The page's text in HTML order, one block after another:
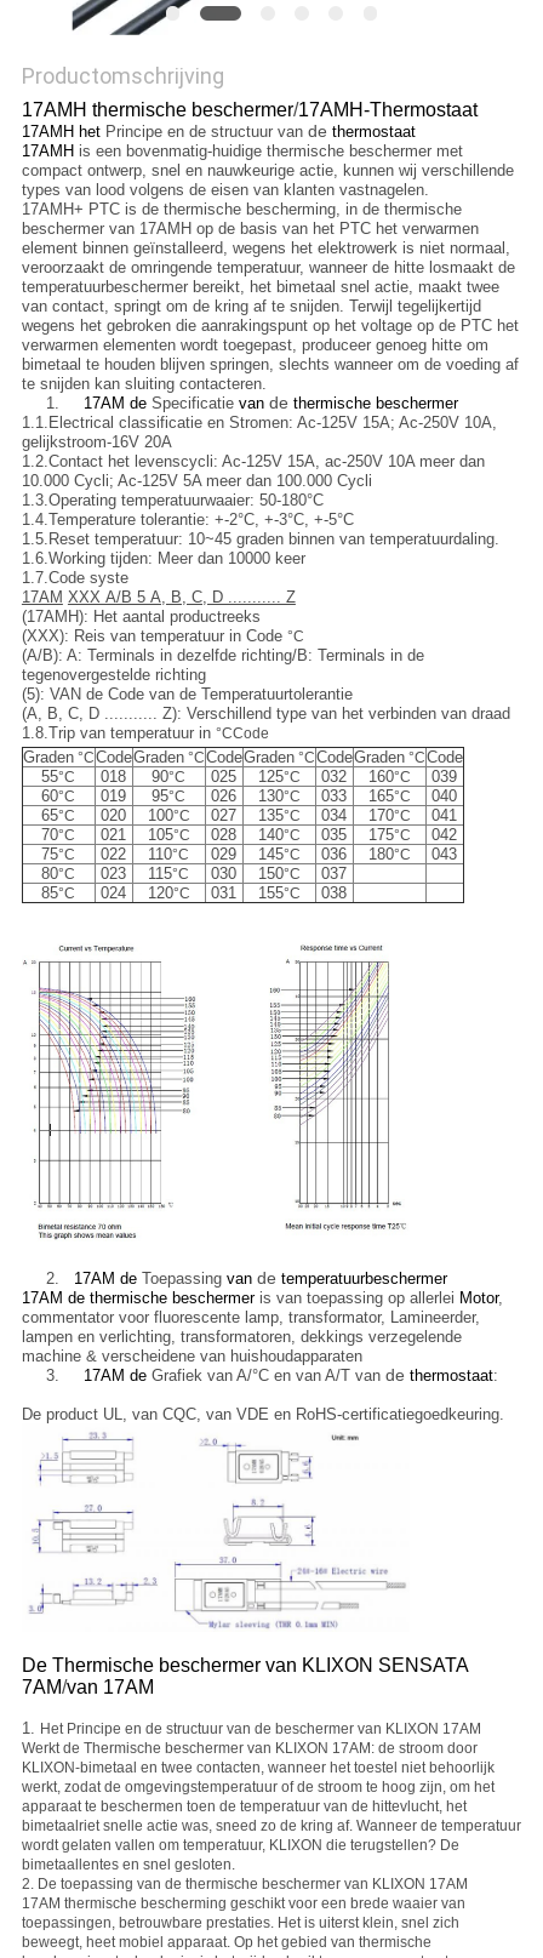
Productomschrijving
17AMH thermische beschermer/17AMH-Thermostaat
17AMH hetPrincipe en de structuur vande thermostaat
17AMH is een bovenmatig-huidige thermische beschermer met
compact ontwerp, snel en nauwkeurige actie, kunnen wij verschillende
types van lood volgens de eisen van klanten vastnagelen.
17AMH+ PTC is de thermische bescherming, in de thermische
beschermer van 17AMH op de basis van het PTC het verwarmen
element binnen geïnstalleerd, wegens het elektrowerk is niet normaal,
veroorzaakt de omringende temperatuur, wanneer de hitte losmaakt de
temperatuurbeschermer bereikt, het bimetaal snel actie, maakt twee
van contact, springt om de kring af te snijden. Terwijl tegelijkertijd
wegens het gebroken die aanrakingspunt op het voltage op de PTC het
verwarmen elementen wordt toegepast, produceer genoeg hitte om
bimetaal te houden blijven springen, slechts wanneer om de voeding af
te snijden kan sluiting contacteren.
1.
17AM deSpecificatie vande thermische beschermer
1.1.Electrical classificatie en Stromen: Ac-125V 15A; Ac-250V 10A,
gelijkstroom-16V 20A
1.2.Contact het levenscycli: Ac-125V 15A, ac-250V 10A meer dan
10.000 Cycli; Ac-125V 5A meer dan 100.000 Cycli
1.3.Operating temperatuurwaaier: 50-180°C
1.4.Temperature tolerantie: +-2°C, +-3°C, +-5°C
1.5.Reset temperatuur: 10~45 graden binnen van temperatuurdaling.
1.6.Working tijden: Meer dan 10000 keer
1.7.Code syste
17AM XXX A/B 5 A, B, C, D ........... Z
(17AMH): Het aantal productreeks
(XXX): Reis van temperatuur in Code °C
(A/B): A: Terminals in dezelfde richting/B: Terminals in de
tegenovergestelde richting
(5): VAN de Code van de Temperatuurtolerantie
(A, B, C, D ........... Z): Verschillend type van het verbinden van draad
1.8.Trip van temperatuur in °CCode
Graden °CCodeGraden °CCodeGraden °CCodeGraden °CCode
55°C 018 90°C 025 125°C 032 160°C
039
60°C 019 95°C 026 130°C 033 165°C
040
65°C 020 100°C 027 135°C 034 170°C
041
70°C 021 105°C 028 140°C 035 175°C
042
75°C 022 110°C 029 145°C 036 180°C
043
80°C 023 115°C 030 150°C
037
85°C 024 120°C 031 155°C 038
2. 17AM deToepassing vande temperatuurbeschermer
17AM de thermische beschermeris van toepassing op allerlei Motor,
commentator voor fluorescente lamp, transformator, Lamineerder,
lampen en verlichting, transformatoren, dekkings verzegelende
machine & verscheidene van huishoudapparaten
3.
17AM deGrafiek van A/°C en van A/T vande thermostaat:
De product UL, van CQC, van VDE en RoHS-certificatiegoedkeuring.
De Thermische beschermer van KLIXON SENSATA
7AM/van 17AM
1. Het Principe en de structuur van de beschermer van KLIXON 17AM
Werkt de Thermische beschermer van KLIXON 17AM: de stroom door
KLIXON-bimetaal en twee contacten, wanneer het toestel niet behoorlijk
werkt, zodat de omgevingstemperatuur of de stroom te hoog zijn, om het
apparaat te beschermen toen de temperatuur van de hittevlucht, het
bimetaalriet snelle actie was, sneed zo de kring af. Wanneer de temperatuur
wordt gelaten vallen om temperatuur, KLIXON die terugstellen? De
bimetaallentes en snel gesloten.
2. De toepassing van de thermische beschermer van KLIXON 17AM
17AM thermische bescherming geschikt voor een brede waaier van
toepassingen, betrouwbare prestaties. Het is uiterst klein, snel zich
beweegt, heet mobiel apparaat. Op het gebied van thermische